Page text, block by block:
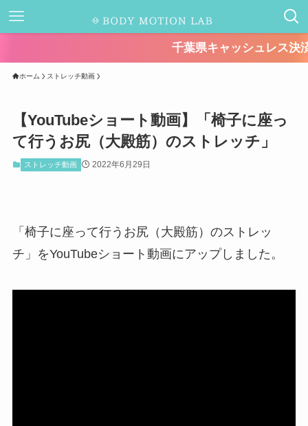
千葉県キャッシュレス決済キャ
ホーム ストレッチ動画
【YouTubeショート動画】「椅子に座っ
て行うお尻（大殿筋）のストレッチ」
ストレッチ動画 2022年6月29日
「椅子に座って行うお尻（大殿筋）のストレッ
チ」をYouTubeショート動画にアップしました。